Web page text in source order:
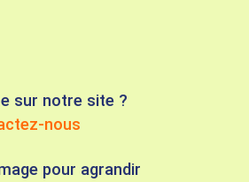
sur notre site ?
nous
pour agrandir